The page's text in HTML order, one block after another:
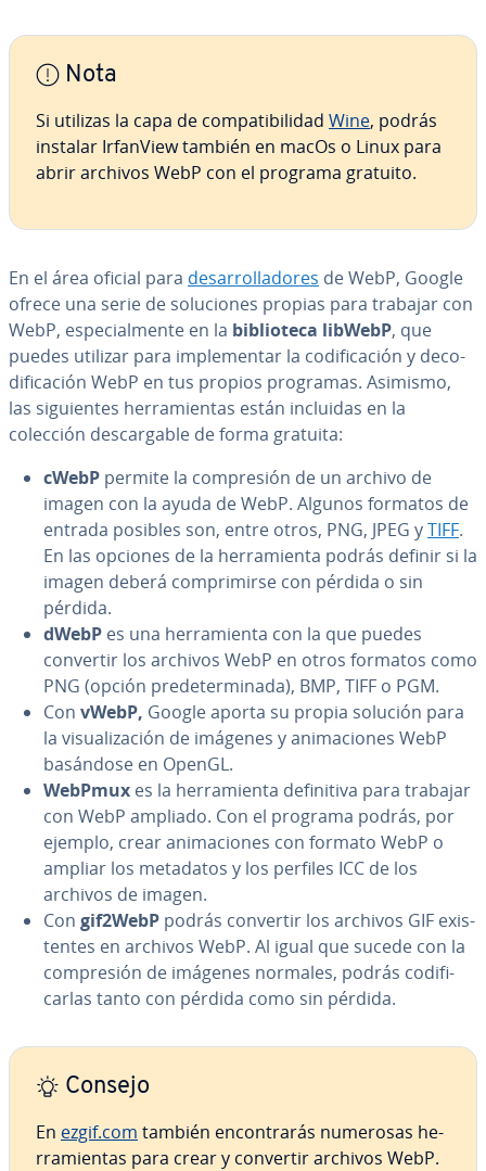
Nota
Si utilizas la capa de co­m­pa­ti­bi­li­dad Wine, podrás
instalar IrfanView también en macOs o Linux para
abrir archivos WebP con el programa gratuito.
En el área oficial para de­sa­rro­lla­do­res de WebP, Google
ofrece una serie de so­lu­cio­nes propias para trabajar con
WebP, es­pe­cia­l­me­n­te en la bi­blio­te­ca libWebP, que
puedes utilizar para im­ple­me­n­tar la co­di­fi­ca­ción y de­co­
di­fi­ca­ción WebP en tus propios programas. Asimismo,
las si­guie­n­tes he­rra­mie­n­tas están incluidas en la
colección de­s­ca­r­ga­ble de forma gratuita:
cWebP permite la co­m­pre­sión de un archivo de
imagen con la ayuda de WebP. Algunos formatos de
entrada posibles son, entre otros, PNG, JPEG yTIFF.
En las opciones de la he­rra­mie­n­ta podrás definir si la
imagen deberá co­m­pri­mi­r­se con pérdida o sin
pérdida.
dWebP es una he­rra­mie­n­ta con la que puedes
convertir los archivos WebP en otros formatos como
PNG (opción pre­de­te­r­mi­na­da), BMP, TIFF o PGM.
Con vWebP, Google aporta su propia solución para
la vi­sua­li­za­ción de imágenes y ani­ma­cio­nes WebP
basándose en OpenGL.
WebPmux es la he­rra­mie­n­ta de­fi­ni­ti­va para trabajar
con WebP ampliado. Con el programa podrás, por
ejemplo, crear ani­ma­cio­nes con formato WebP o
ampliar los metadatos y los perfiles ICC de los
archivos de imagen.
Con gif2WebP podrás convertir los archivos GIF exi­s­
te­n­tes en archivos WebP. Al igual que sucede con la
co­m­pre­sión de imágenes normales, podrás co­di­fi­
car­las tanto con pérdida como sin pérdida.
Consejo
En ezgif.com también en­co­n­tra­rás numerosas he­
rra­mie­n­tas para crear y convertir archivos WebP.